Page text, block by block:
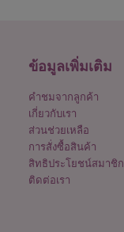
ข้อมูลเพิ่มเติม
คำชมจากลูกค้า
เกี่ยวกับเรา
ส่วนช่วยเหลือ
การสั่งซื้อสินค้า
สิทธิประโยชน์สมาชิก
ติดต่อเรา